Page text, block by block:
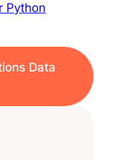
Python
Data